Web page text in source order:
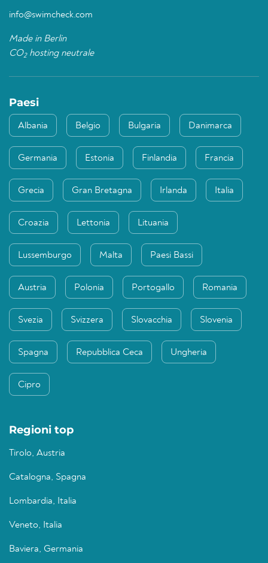
info@swimcheck.com
Made in Berlin
CO2hosting neutrale
Paesi
Albania Belgio Bulgaria Danimarca
Germania Estonia Finlandia Francia
Grecia Gran Bretagna Irlanda Italia
Croazia Lettonia Lituania
Lussemburgo Malta Paesi Bassi
Austria Polonia Portogallo Romania
Svezia Svizzera Slovacchia Slovenia
Spagna Repubblica Ceca Ungheria
Cipro
Regioni top
Tirolo, Austria
Catalogna, Spagna
Lombardia, Italia
Veneto, Italia
Baviera, Germania